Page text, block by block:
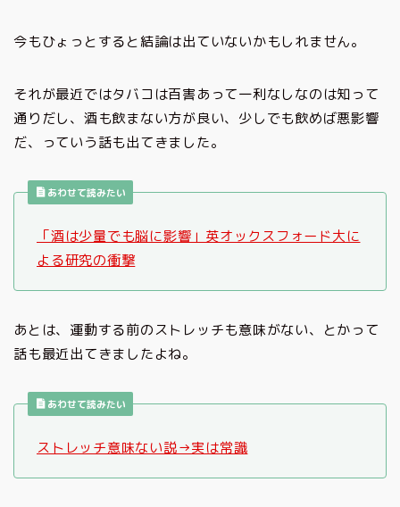
今もひょっとすると結論は出ていないかもしれません。
それが最近ではタバコは百害あって一利なしなのは知って
通りだし、酒も飲まない方が良い、少しでも飲めば悪影響
だ、っていう話も出てきました。
あわせて読みたい
「酒は少量でも脳に影響」英オックスフォード大に
よる研究の衝撃
あとは、運動する前のストレッチも意味がない、とかって
話も最近出てきましたよね。
あわせて読みたい
ストレッチ意味ない説→実は常識